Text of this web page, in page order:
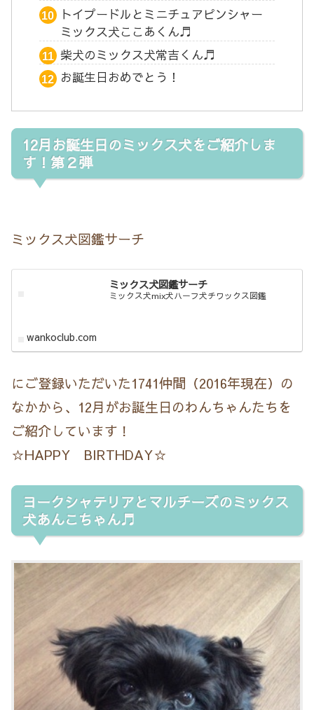
トイプードルとミニチュアピンシャー
ミックス犬ここあくん♬
柴犬のミックス犬常吉くん♬
お誕生日おめでとう！
12月お誕生日のミックス犬をご紹介しま
す！第２弾
ミックス犬図鑑サーチ
ミックス犬図鑑サーチ
ミックス犬mix犬ハーフ犬チワックス図鑑
wankoclub.com
にご登録いただいた1741仲間（2016年現在）の
なかから、12月がお誕生日のわんちゃんたちを
ご紹介しています！
☆HAPPY BIRTHDAY☆
ヨークシャテリアとマルチーズのミックス
犬あんこちゃん♬